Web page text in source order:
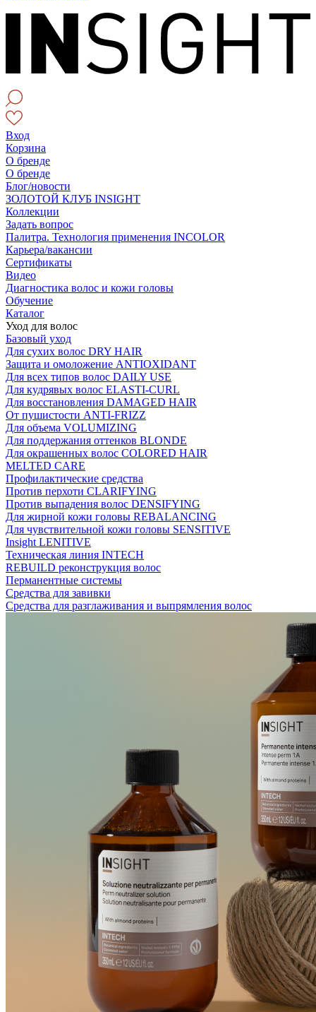
Вход
Корзина
О бренде
О бренде
Блог/новости
ЗОЛОТОЙ КЛУБ INSIGHT
Коллекции
Задать вопрос
Палитра. Технология применения INCOLOR
Карьера/вакансии
Сертификаты
Видео
Диагностика волос и кожи головы
Обучение
Каталог
Уход для волос
Базовый уход
Для сухих волос DRY HAIR
Защита и омоложение ANTIOXIDANT
Для всех типов волос DAILY USE
Для кудрявых волос ELASTI-CURL
Для восстановления DAMAGED HAIR
От пушистости ANTI-FRIZZ
Для объема VOLUMIZING
Для поддержания оттенков BLONDE
Для окрашенных волос COLORED HAIR
MELTED CARE
Профилактические средства
Против перхоти CLARIFYING
Против выпадения волос DENSIFYING
Для жирной кожи головы REBALANCING
Для чувствительной кожи головы SENSITIVE
Insight LENITIVE
Техническая линия INTECH
REBUILD реконструкция волос
Перманентные системы
Средства для завивки
Средства для разглаживания и выпрямления волос